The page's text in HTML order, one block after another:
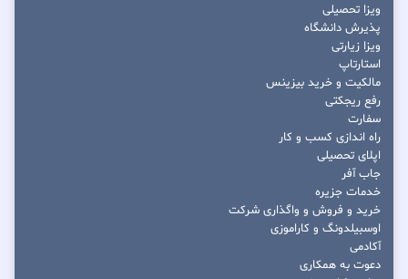
ویزا تحصیلی
پذیرش دانشگاه
ویزا زیارتی
استارتاپ
مالکیت و خرید بیزینس
رفع ریجکتی
سفارت
راه اندازی کسب و کار
اپلای تحصیلی
جاب آفر
خدمات جزیره
خرید و فروش و واگذاری شرکت
اوسبیلدونگ و کاراموزی
آکادمی
دعوت به همکاری